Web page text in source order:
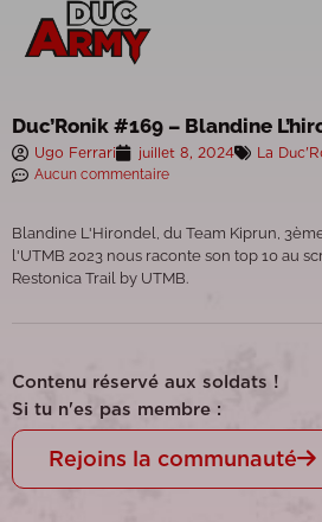
Duc’Ronik #169 – Blandine
Ugo Ferrari juillet 8, 2024 La
Aucun commentaire
Blandine L'Hirondel, du Team Kiprun,
l'UTMB 2023 nous raconte son top 10 au
Restonica Trail by UTMB.
Contenu réservé aux soldats !
Si tu n'es pas membre :
Rejoins la communauté
Panneau de gestion des cookies